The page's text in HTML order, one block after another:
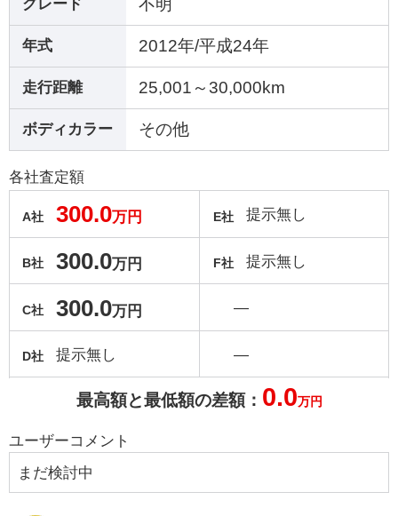
グレード 不明
年式 2012年/平成24年
走行距離 25,001～30,000km
ボディカラー その他
各社査定額
A社 300.0万円
B社 300.0万円
C社 300.0万円
D社 提示無し
E社 提示無し
F社 提示無し
―
―
最高額と最低額の差額： 0.0万円
ユーザーコメント
まだ検討中